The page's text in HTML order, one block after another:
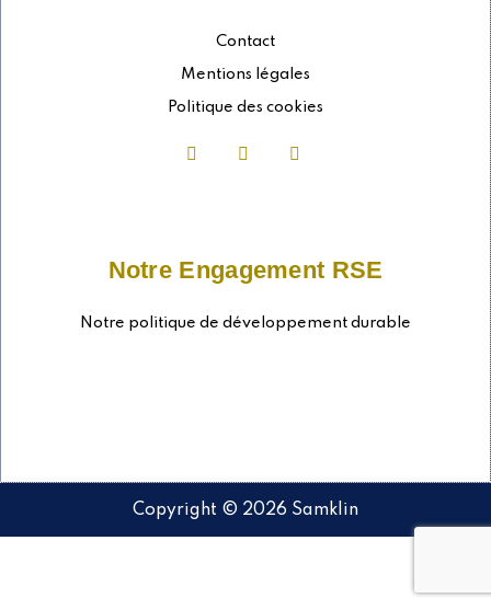
Contact
Mentions légales
Politique des cookies
Notre Engagement RSE
Notre politique de développement durable
Copyright © 2026 Samklin